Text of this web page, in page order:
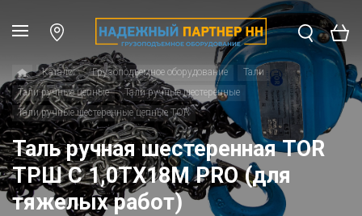
Каталог Грузоподъемное оборудование
Тали
Тали ручные цепные
Тали ручные шестеренные
Тали ручные шестеренные цепные TOR
Таль ручная шестеренная TOR
ТРШ C 1,0ТХ18М PRO (для
тяжелых работ)